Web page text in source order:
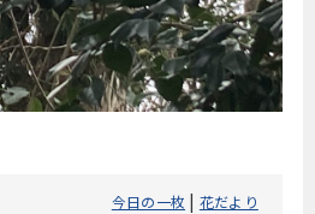
今日の一枚 | 花だより